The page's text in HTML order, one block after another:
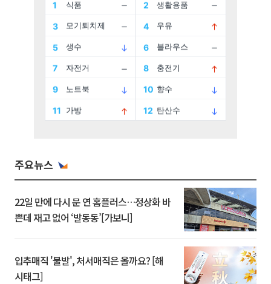
주요뉴스
22일 만에 다시 문 연 홈플러스…정상화 바
쁜데 재고 없어 ‘발동동’[가보니]
입추매직 '불발', 처서매직은 올까요? [해
시태그]